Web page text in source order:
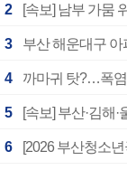
2 [속보] 남부 가뭄
3 부산 해운대구
4 까마귀 탓?…폭염
5 [속보] 부산·김해
6